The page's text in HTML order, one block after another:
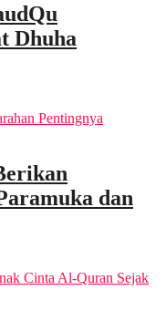
Dhuha
dan